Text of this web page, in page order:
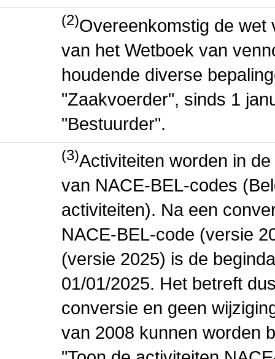
(2)Overeenkomstig de wet
van het Wetboek van
houdende diverse
"Zaakvoerder", sinds 1
"Bestuurder".
(3)Activiteiten worden in
van NACE-BEL-codes
activiteiten). Na een
NACE-BEL-code (versie
(versie 2025) is de
01/01/2025. Het betreft
conversie en geen
van 2008 kunnen worden